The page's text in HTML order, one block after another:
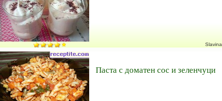
Slavina
Паста с доматен сос и зеленчуци